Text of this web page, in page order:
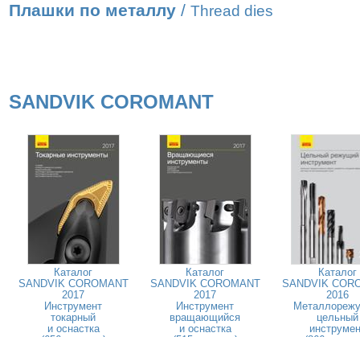
Плашки по металлу / Thread dies
SANDVIK COROMANT
Каталог
SANDVIK COROMANT
2017
Инструмент
токарный
и оснастка
Каталог
SANDVIK COROMANT
2017
Инструмент
вращающийся
и оснастка
Каталог
SANDVIK
2016
цельный